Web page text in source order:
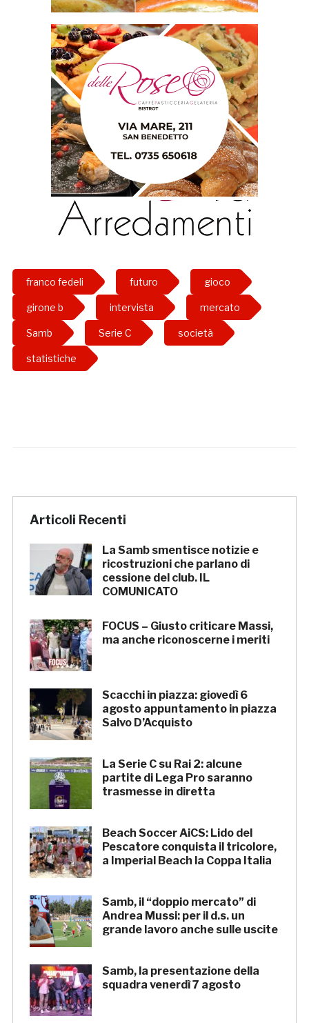
franco fedeli futuro gioco
girone b intervista mercato
Samb Serie C società
statistiche
Articoli Recenti
La Samb smentisce notizie e
ricostruzioni che parlano di
cessione del club. IL
COMUNICATO
FOCUS – Giusto criticare Massi,
ma anche riconoscerne i meriti
Scacchi in piazza: giovedì 6
agosto appuntamento in piazza
Salvo D’Acquisto
La Serie C su Rai 2: alcune
partite di Lega Pro saranno
trasmesse in diretta
Beach Soccer AiCS: Lido del
Pescatore conquista il tricolore,
a Imperial Beach la Coppa Italia
Samb, il “doppio mercato” di
Andrea Mussi: per il d.s. un
grande lavoro anche sulle uscite
Samb, la presentazione della
squadra venerdì 7 agosto